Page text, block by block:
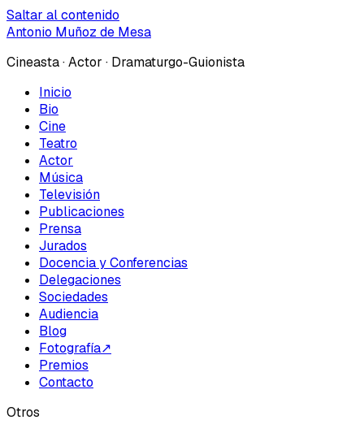
Saltar al contenido
Antonio Muñoz de Mesa
Cineasta · Actor · Dramaturgo-Guionista
Inicio
Bio
Cine
Teatro
Actor
Música
Televisión
Publicaciones
Prensa
Jurados
Docencia y Conferencias
Delegaciones
Sociedades
Audiencia
Blog
Fotografía↗
Premios
Contacto
Otros